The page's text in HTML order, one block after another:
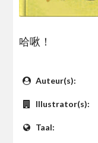
哈啾！
Auteur(s):
Illustrator(s):
Taal: